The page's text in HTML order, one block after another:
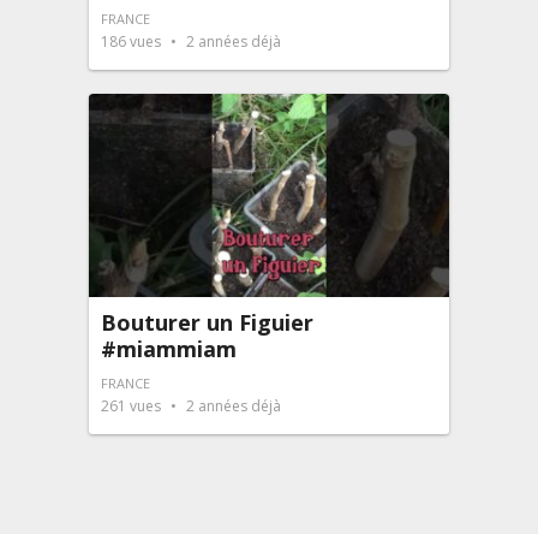
FRANCE
186vues 2 années déjà
Bouturer un Figuier
#miammiam
FRANCE
261 vues 2 années déjà